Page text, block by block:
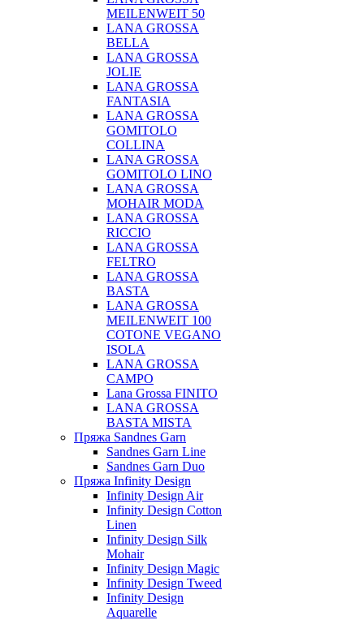
MEILENWEIT 50
LANA GROSSA
BELLA
LANA GROSSA
JOLIE
LANA GROSSA
FANTASIA
LANA GROSSA
GOMITOLO
COLLINA
LANA GROSSA
GOMITOLO LINO
LANA GROSSA
MOHAIR MODA
LANA GROSSA
RICCIO
LANA GROSSA
FELTRO
LANA GROSSA
BASTA
LANA GROSSA
MEILENWEIT 100
COTONE VEGANO
ISOLA
LANA GROSSA
CAMPO
Lana Grossa FINITO
LANA GROSSA
BASTA MISTA
Пряжа Sandnes Garn
Sandnes Garn Line
Sandnes Garn Duo
Пряжа Infinity Design
Infinity Design Air
Infinity Design Cotton
Linen
Infinity Design Silk
Mohair
Infinity Design Magic
Infinity Design Tweed
Infinity Design
Aquarelle